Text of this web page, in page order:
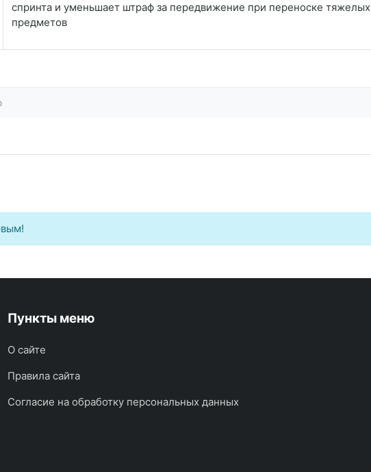
спринта и уменьшает штраф за передвижение при переноске тяжелых
предметов
Пункты меню
О сайте
Правила сайта
Согласие на обработку персональных данных